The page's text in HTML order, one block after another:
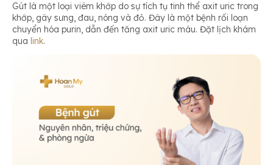
Điều trị lâu dài, ngăn ngừa tái phát
Gút là một loại viêm khớp do sự tích tụ tinh thể axit uric trong
khớp, gây sưng, đau, nóng và đỏ. Đây là một bệnh rối loạn
chuyển hóa purin, dẫn đến tăng axit uric máu. Đặt lịch khám
qua link.